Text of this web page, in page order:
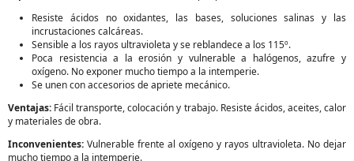
Resiste ácidos no oxidantes, las bases, soluciones salinas y las
incrustaciones calcáreas.
Sensible a los rayos ultravioleta y se reblandece a los 115º.
Poca resistencia a la erosión y vulnerable a halógenos, azufre y
oxígeno. No exponer mucho tiempo a la intemperie.
Se unen con accesorios de apriete mecánico.
Ventajas: Fácil transporte, colocación y trabajo. Resiste ácidos, aceites, calor
y materiales de obra.
Inconvenientes: Vulnerable frente al oxígeno y rayos ultravioleta. No dejar
mucho tiempo a la intemperie.